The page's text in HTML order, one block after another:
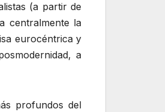
(a partir de
centralmente la
eurocéntrica y
a
profundos del